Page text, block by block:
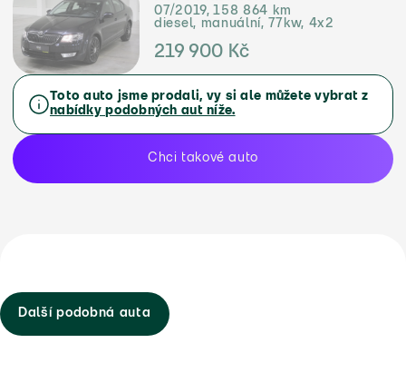
07/2019, 158 864 km
diesel, manuální, 77kw, 4x2
219 900 Kč
Toto auto jsme prodali, vy si ale můžete vybrat z
nabídky podobných aut níže.
Chci takové auto
Další podobná auta